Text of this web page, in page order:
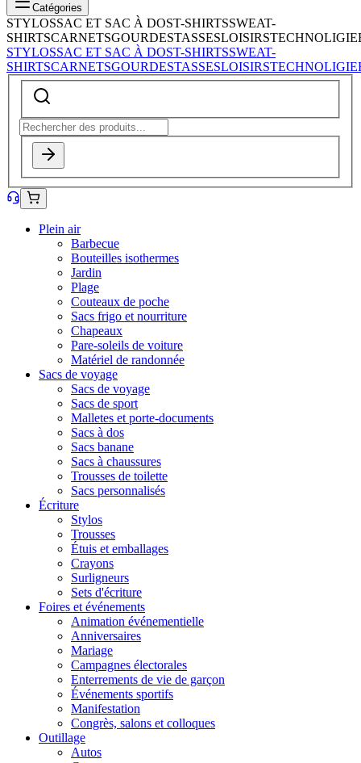
Catégories
STYLOSSAC ET SAC À DOST-SHIRTSSWEAT-
SHIRTSCARNETSGOURDESTASSESLOISIRSTECHNOLIGIE
STYLOSSAC ET SAC À DOST-SHIRTSSWEAT-
SHIRTSCARNETSGOURDESTASSESLOISIRSTECHNOLIGIE
Plein air
Barbecue
Bouteilles isothermes
Jardin
Plage
Couteaux de poche
Sacs frigo et nourriture
Chapeaux
Pare-soleils de voiture
Matériel de randonnée
Sacs de voyage
Sacs de voyage
Sacs de sport
Malletes et porte-documents
Sacs à dos
Sacs banane
Sacs à chaussures
Trousses de toilette
Sacs personnalisés
Écriture
Stylos
Trousses
Étuis et emballages
Crayons
Surligneurs
Sets d'écriture
Foires et événements
Animation événementielle
Anniversaires
Mariage
Campagnes électorales
Enterrements de vie de garçon
Événements sportifs
Manifestation
Congrès, salons et colloques
Outillage
Autos